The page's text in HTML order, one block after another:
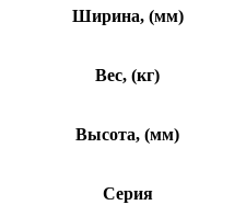
Ширина, (мм)
Вес, (кг)
Высота, (мм)
Серия